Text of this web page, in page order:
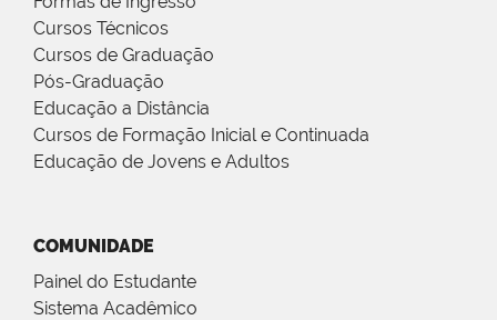
Cursos Técnicos
Cursos de Graduação
Pós-Graduação
Educação a Distância
Cursos de Formação Inicial e Continuada
Educação de Jovens e Adultos
COMUNIDADE
Painel do Estudante
Sistema Acadêmico